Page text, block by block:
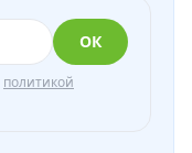
ОК
политикой